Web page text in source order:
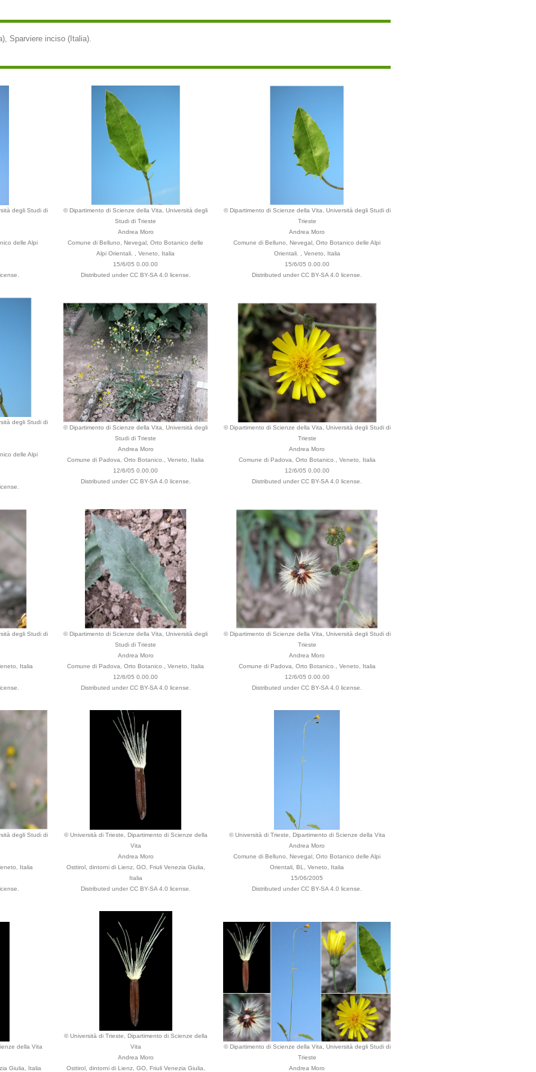
Sparviere inciso (Italia).
degli Studi di
delle Alpi
© Dipartimento di Scienze della Vita, Università degli
Studi di Trieste
Andrea Moro
Comune di Belluno, Nevegal, Orto Botanico delle
Alpi Orientali. , Veneto, Italia
15/6/05 0.00.00
Distributed under CC BY-SA 4.0 license.
© Dipartimento di Scienze della Vita, Università degli Studi di
Trieste
Andrea Moro
Comune di Belluno, Nevegal, Orto Botanico delle Alpi
Orientali. , Veneto, Italia
15/6/05 0.00.00
Distributed under CC BY-SA 4.0 license.
degli Studi di
delle Alpi
© Dipartimento di Scienze della Vita, Università degli
Studi di Trieste
Andrea Moro
Comune di Padova, Orto Botanico., Veneto, Italia
12/6/05 0.00.00
Distributed under CC BY-SA 4.0 license.
© Dipartimento di Scienze della Vita, Università degli Studi di
Trieste
Andrea Moro
Comune di Padova, Orto Botanico., Veneto, Italia
12/6/05 0.00.00
Distributed under CC BY-SA 4.0 license.
degli Studi di
Italia
© Dipartimento di Scienze della Vita, Università degli
Studi di Trieste
Andrea Moro
Comune di Padova, Orto Botanico., Veneto, Italia
12/6/05 0.00.00
Distributed under CC BY-SA 4.0 license.
© Dipartimento di Scienze della Vita, Università degli Studi di
Trieste
Andrea Moro
Comune di Padova, Orto Botanico., Veneto, Italia
12/6/05 0.00.00
Distributed under CC BY-SA 4.0 license.
degli Studi di
Italia
© Università di Trieste, Dipartimento di Scienze della
Vita
Andrea Moro
Osttirol, dintorni di Lienz, GO, Friuli Venezia Giulia,
Italia
Distributed under CC BY-SA 4.0 license.
© Università di Trieste, Dipartimento di Scienze della Vita
Andrea Moro
Comune di Belluno, Nevegal, Orto Botanico delle Alpi
Orientali, BL, Veneto, Italia
15/06/2005
Distributed under CC BY-SA 4.0 license.
della Vita
Giulia, Italia
© Università di Trieste, Dipartimento di Scienze della
Vita
Andrea Moro
Osttirol, dintorni di Lienz, GO, Friuli Venezia Giulia,
© Dipartimento di Scienze della Vita, Università degli Studi di
Trieste
Andrea Moro